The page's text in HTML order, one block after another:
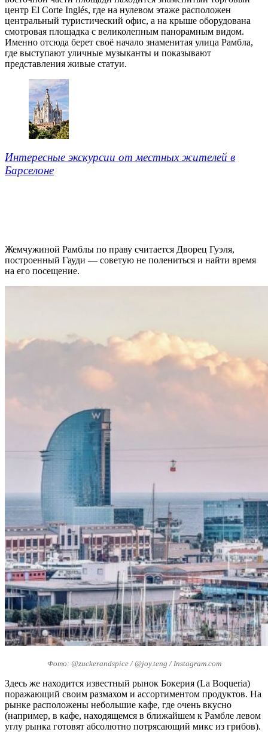
центр El Corte Inglés, где на нулевом этаже расположен
центральный туристический офис, а на крыше оборудована
смотровая площадка с великолепным панорамным видом.
Именно отсюда берет своё начало знаменитая улица Рамбла,
где выступают уличные музыканты и показывают
представления живые статуи.
Интересные экскурсии от местных жителей в
Барселоне
Жемчужиной Рамблы по праву считается Дворец Гуэля,
построенный Гауди — советую не полениться и найти время
на его посещение.
Фото: @zuckerandspice / @joy.teng / Instagram.com
Здесь же находится известный рынок Бокерия (La Boqueria)
поражающий своим размахом и ассортиментом продуктов. На
рынке расположены небольшие кафе, где очень вкусно
(например, в кафе, находящемся в ближайшем к Рамбле левом
углу рынка готовят абсолютно потрясающий микс из грибов).